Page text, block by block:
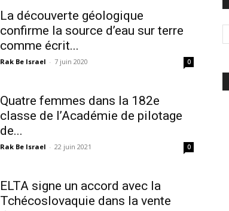
La découverte géologique
confirme la source d’eau sur terre
comme écrit...
Rak Be Israel - 7 juin 2020 0
Quatre femmes dans la 182e
classe de l’Académie de pilotage
de...
Rak Be Israel - 22 juin 2021 0
ELTA signe un accord avec la
Tchécoslovaquie dans la vente